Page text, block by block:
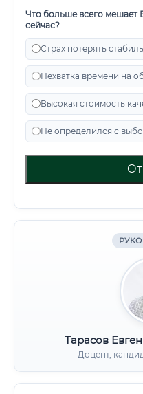
Что больше всего мешает
сейчас?
Страх потерять
Нехватка времени на
Высокая стоимость
Не определился с
Тарасов
Доцент,